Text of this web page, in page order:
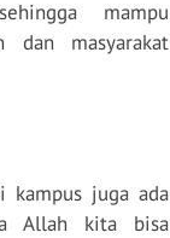
mampu
dan masyarakat
kampus juga ada
Allah kita bisa